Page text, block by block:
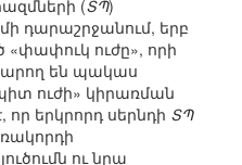
(ՏՊ)
դարաշրջանում, երբ
«փափուկ ուժը», որի
են պակաս
ուժի» կիրառման
երկրորդ սերնդի ՏՊ
ու նրա